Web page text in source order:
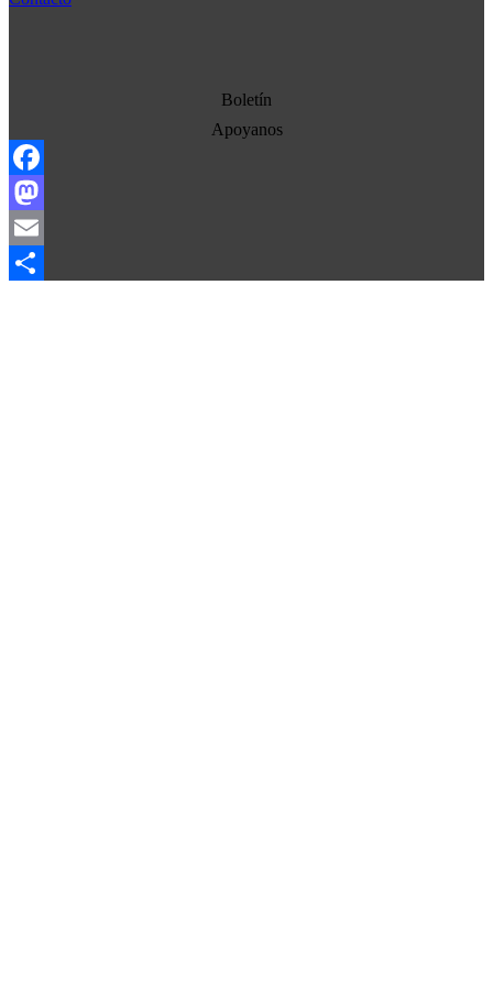
Oriente Medio
Norte-Sur
Sociedad
Ojo con los medios
Boletín
Apoyanos
Facebook
Mastodon
Email